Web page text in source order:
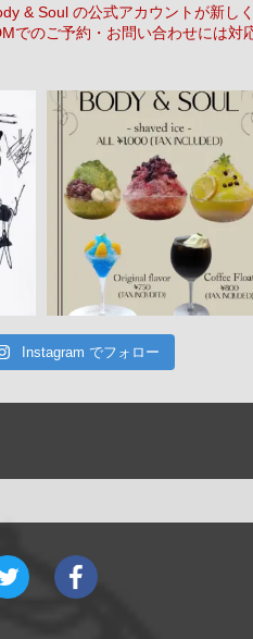
& Soul の公式アカウントが新しく
でのご予約・お問い合わせには対
Instagram でフォロー